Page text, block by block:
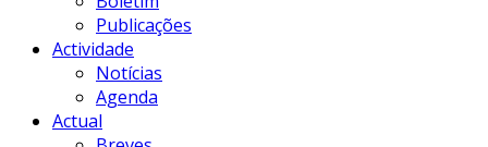
Publicações
Actividade
Notícias
Agenda
Actual